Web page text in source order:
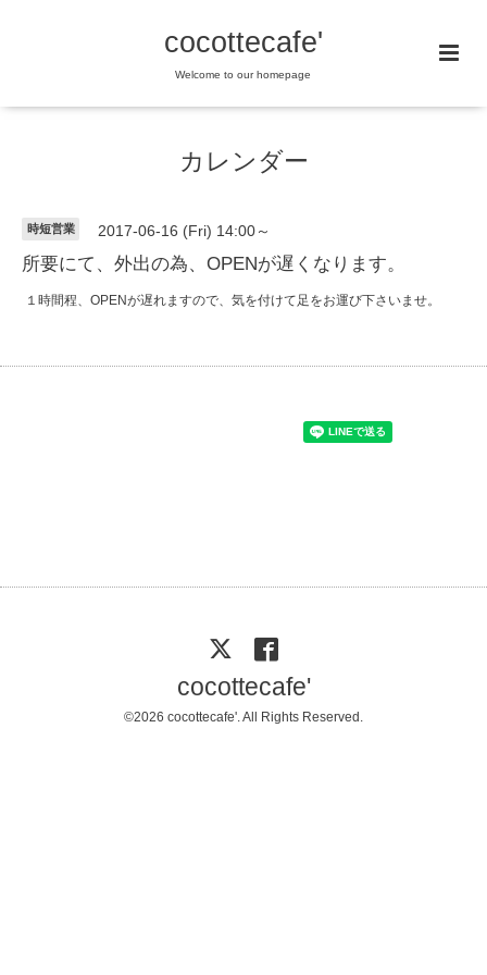
cocottecafe'
Welcome to our homepage
カレンダー
時短営業 2017-06-16 (Fri) 14:00～
所要にて、外出の為、OPENが遅くなります。
１時間程、OPENが遅れますので、気を付けて足をお運び下さいませ。
cocottecafe'
©2026 cocottecafe'. All Rights Reserved.